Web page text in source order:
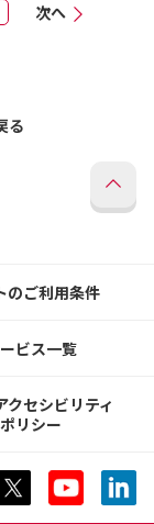
次へ
る
のご利用条件
ビス一覧
クセシビリティ
ポリシー